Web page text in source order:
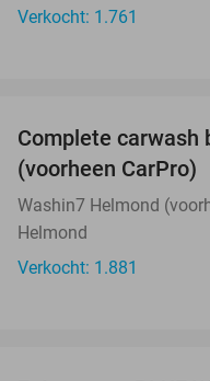
Verkocht: 1.761
Complete carwash
(voorheen CarPro)
Washin7 Helmond
Helmond
Verkocht: 1.881